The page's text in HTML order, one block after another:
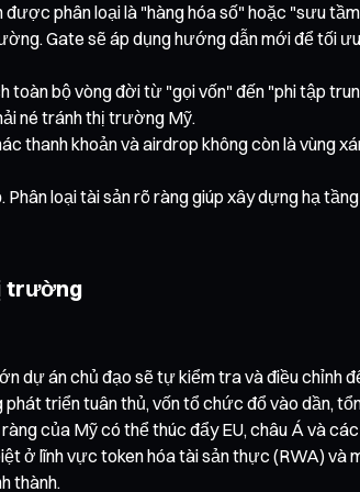
phân loại là "hàng hóa số" hoặc "sưu
Gate sẽ áp dụng hướng dẫn mới để tối
bộ vòng đời từ "gọi vốn" đến "phi tập
né tránh thị trường Mỹ.
khoản và airdrop không còn là vùng
loại tài sản rõ ràng giúp xây dựng hạ
trường
dự án chủ đạo sẽ tự kiểm tra và điều chỉnh
triển tuân thủ, vốn tổ chức đổ vào dần,
của Mỹ có thể thúc đẩy EU, châu Á và
ở lĩnh vực token hóa tài sản thực (RWA)
thành.